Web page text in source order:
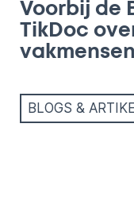
Voorbij de
TikDoc
BLOGS &